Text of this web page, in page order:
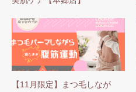
【11月限定】まつ毛しなが